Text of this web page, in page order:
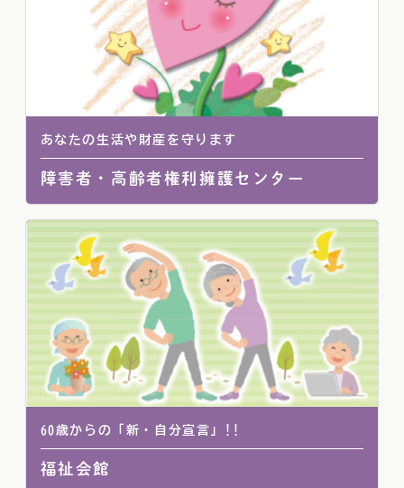
あなたの生活や財産を守ります
障害者・高齢者権利擁護センター
60歳からの「新・自分宣言」!!
福祉会館